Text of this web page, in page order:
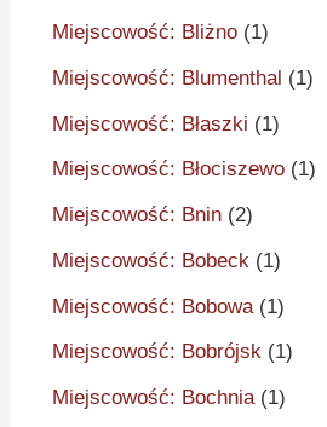
Miejscowość: Bliżno (1)
Miejscowość: Blumenthal (1)
Miejscowość: Błaszki (1)
Miejscowość: Błociszewo (1)
Miejscowość: Bnin (2)
Miejscowość: Bobeck (1)
Miejscowość: Bobowa (1)
Miejscowość: Bobrójsk (1)
Miejscowość: Bochnia(1)